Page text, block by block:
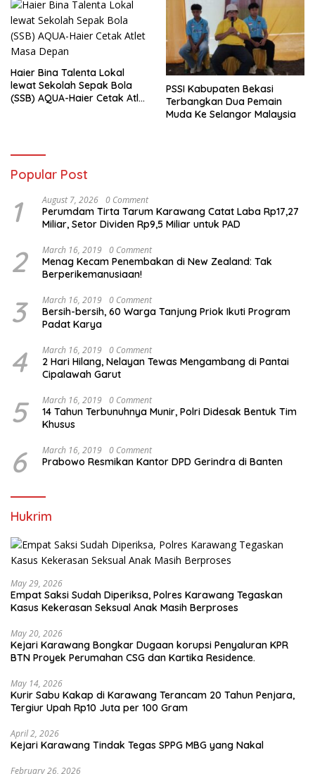
Haier Bina Talenta Lokal
lewat Sekolah Sepak Bola
(SSB) AQUA-Haier Cetak Atlet
PSSI Kabupaten Bekasi
Terbangkan Dua Pemain
Muda Ke Selangor Malaysia
Popular Post
1 August 7, 2026 0 Comment
Perumdam Tirta Tarum Karawang Catat Laba Rp17,27
Miliar, Setor Dividen Rp9,5 Miliar untuk PAD
2 March 16, 2019 0 Comment
Menag Kecam Penembakan di New Zealand: Tak
Berperikemanusiaan!
3 March 16, 2019 0 Comment
Bersih-bersih, 60 Warga Tanjung Priok Ikuti Program
Padat Karya
4 March 16, 2019 0 Comment
2 Hari Hilang, Nelayan Tewas Mengambang di Pantai
Cipalawah Garut
5 March 16, 2019 0 Comment
14 Tahun Terbunuhnya Munir, Polri Didesak Bentuk Tim
Khusus
6 March 16, 2019 0 Comment
Prabowo Resmikan Kantor DPD Gerindra di Banten
Hukrim
May 29, 2026
Empat Saksi Sudah Diperiksa, Polres Karawang Tegaskan
Kasus Kekerasan Seksual Anak Masih Berproses
May 20, 2026
Kejari Karawang Bongkar Dugaan korupsi Penyaluran KPR
BTN Proyek Perumahan CSG dan Kartika Residence.
May 14, 2026
Kurir Sabu Kakap di Karawang Terancam 20 Tahun Penjara,
Tergiur Upah Rp10 Juta per 100 Gram
April 2, 2026
Kejari Karawang Tindak Tegas SPPG MBG yang Nakal
February 26, 2026